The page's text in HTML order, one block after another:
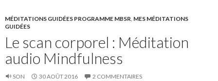
MÉDITATIONS GUIDÉES PROGRAMME MBSR, MES MÉDITATIONS
GUIDÉES
Le scan corporel : Méditation
audio Mindfulness
SON 30 AOÛT 2016 2 COMMENTAIRES